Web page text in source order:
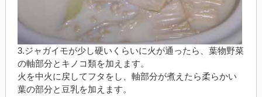
3.ジャガイモが少し硬いくらいに火が通ったら、葉物野菜
の軸部分とキノコ類を加えます。
火を中火に戻してフタをし、軸部分が煮えたら柔らかい
葉の部分と豆乳を加えます。